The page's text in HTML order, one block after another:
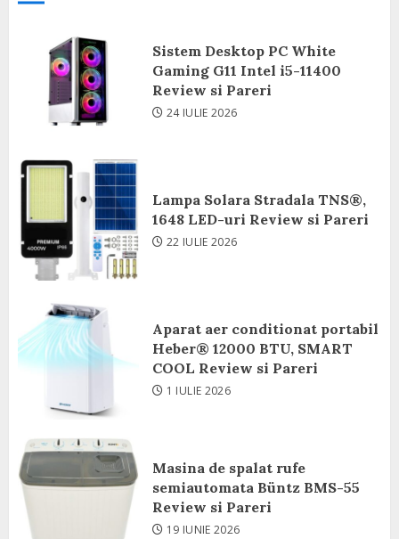
Sistem Desktop PC White
Gaming G11 Intel i5-11400
Review si Pareri
24 IULIE 2026
Lampa Solara Stradala TNS®,
1648 LED-uri Review si Pareri
22 IULIE 2026
Aparat aer conditionat portabil
Heber® 12000 BTU, SMART
COOL Review si Pareri
1 IULIE 2026
Masina de spalat rufe
semiautomata Büntz BMS-55
Review si Pareri
19 IUNIE 2026